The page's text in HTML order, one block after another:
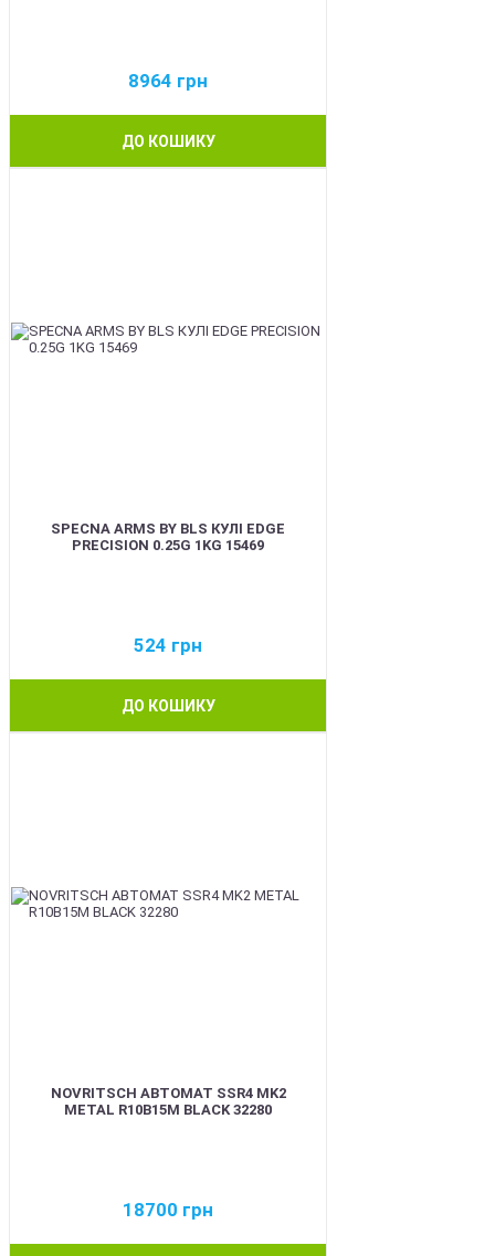
8964 грн
ДО КОШИКУ
SPECNA ARMS BY BLS КУЛІ EDGE
PRECISION 0.25G 1KG 15469
524 грн
ДО КОШИКУ
NOVRITSCH АВТОМАТ SSR4 MK2
METAL R10B15M BLACK 32280
18700 грн